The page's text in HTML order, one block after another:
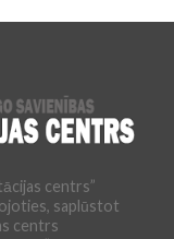
centrs”
saplūstot
centrs